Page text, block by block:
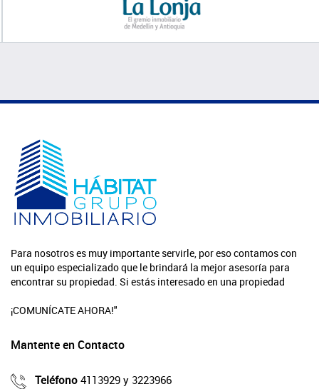
Para nosotros es muy importante servirle, por eso contamos con
un equipo especializado que le brindará la mejor asesoría para
encontrar su propiedad. Si estás interesado en una propiedad
¡COMUNÍCATE AHORA!"
Mantente en Contacto
Teléfono 4113929 y 3223966